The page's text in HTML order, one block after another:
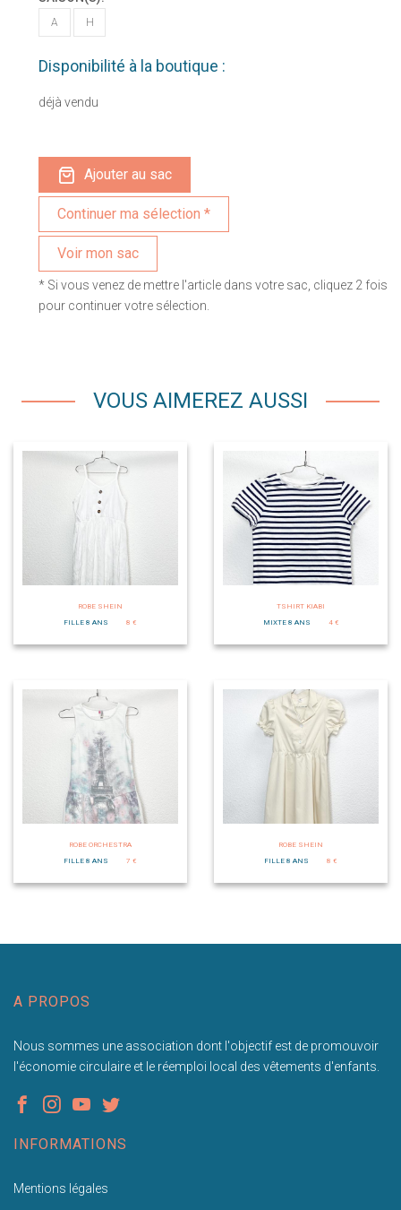
A H
Disponibilité à la boutique :
déjà vendu
Ajouter au sac
Voir mon sac
* Si vous venez de mettre l'article dans votre sac, cliquez 2 fois
pour continuer votre sélection.
VOUS AIMEREZ AUSSI
ROBE SHEIN
FILLE 8 ANS
8 €
TSHIRT KIABI
MIXTE 8 ANS
4 €
ROBE ORCHESTRA
FILLE 8 ANS
7 €
ROBE SHEIN
FILLE 8 ANS
8 €
A PROPOS
Nous sommes une association dont l'objectif est de promouvoir
l'économie circulaire et le réemploi local des vêtements d'enfants.
INFORMATIONS
Mentions légales